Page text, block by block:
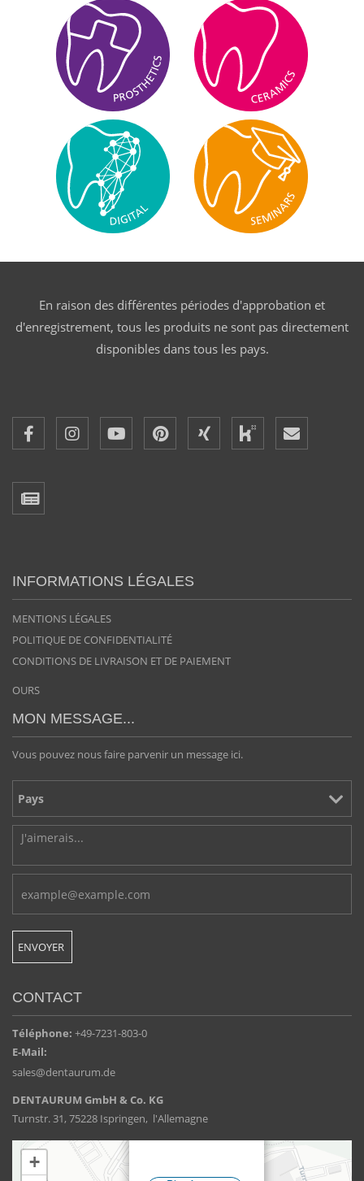
En raison des différentes périodes d'approbation et
d'enregistrement, tous les produits ne sont pas directement
disponibles dans tous les pays.
INFORMATIONS LÉGALES
MENTIONS LÉGALES
POLITIQUE DE CONFIDENTIALITÉ
CONDITIONS DE LIVRAISON ET DE PAIEMENT
OURS
MON MESSAGE...
Vous pouvez nous faire parvenir un message ici.
CONTACT
Téléphone: +49-7231-803-0
E-Mail:
sales@dentaurum.de
DENTAURUM GmbH & Co. KG
Turnstr. 31, 75228 Ispringen, l'Allemagne